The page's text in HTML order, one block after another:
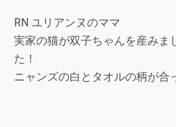
RN ユリアンヌのママ
実家の猫が双子ちゃんを産みま
た！
ニャンズの白とタオルの柄が合